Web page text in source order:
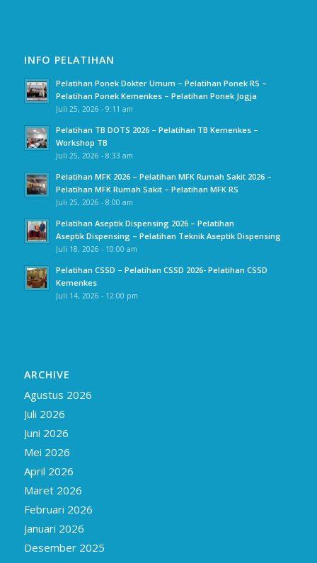
INFO PELATIHAN
Pelatihan Ponek Dokter Umum – Pelatihan Ponek RS –
Pelatihan Ponek Kemenkes – Pelatihan Ponek Jogja
Juli 25, 2026 - 9:11 am
Pelatihan TB DOTS 2026 – Pelatihan TB Kemenkes –
Workshop TB
Juli 25, 2026 - 8:33 am
Pelatihan MFK 2026 – Pelatihan MFK Rumah Sakit 2026 –
Pelatihan MFK Rumah Sakit – Pelatihan MFK RS
Juli 25, 2026 - 8:00 am
Pelatihan Aseptik Dispensing 2026 – Pelatihan
Aseptik Dispensing – Pelatihan Teknik Aseptik Dispensing
Juli 18, 2026 - 10:00 am
Pelatihan CSSD – Pelatihan CSSD 2026- Pelatihan CSSD
Kemenkes
Juli 14, 2026 - 12:00 pm
ARCHIVE
Agustus 2026
Juli 2026
Juni 2026
Mei 2026
April 2026
Maret 2026
Februari 2026
Januari 2026
Desember 2025